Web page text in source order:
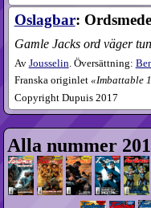
Oslagbar:
Gamle Jacks ord väger
Av Jousselin. Översättning:
Franska originlet
Imbattable
Copyright Dupuis 2017
Alla nummer